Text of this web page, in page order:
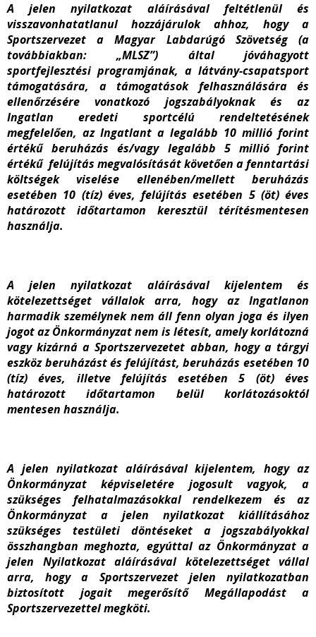
A jelen nyilatkozat aláírásával feltétlenül és
visszavonhatatlanul hozzájárulok ahhoz, hogy a
Sportszervezet a Magyar Labdarúgó Szövetség (a
továbbiakban: „MLSZ”) által jóváhagyott
sportfejlesztési programjának, a látvány-csapatsport
támogatására, a támogatások felhasználására és
ellenőrzésére vonatkozó jogszabályoknak és az
Ingatlan eredeti sportcélú rendeltetésének
megfelelően, az Ingatlant a legalább 10 millió forint
értékű beruházás és/vagy legalább 5 millió forint
értékű felújítás megvalósítását követően a fenntartási
költségek viselése ellenében/mellett beruházás
esetében 10 (tíz) éves, felújítás esetében 5 (öt) éves
határozott időtartamon keresztül térítésmentesen
használja.
A jelen nyilatkozat aláírásával kijelentem és
kötelezettséget vállalok arra, hogy az Ingatlanon
harmadik személynek nem áll fenn olyan joga és ilyen
jogot az Önkormányzat nem is létesít, amely korlátozná
vagy kizárná a Sportszervezetet abban, hogy a tárgyi
eszköz beruházást és felújítást, beruházás esetében 10
(tíz) éves, illetve felújítás esetében 5 (öt) éves
határozott időtartamon belül korlátozásoktól
mentesen használja.
A jelen nyilatkozat aláírásával kijelentem, hogy az
Önkormányzat képviseletére jogosult vagyok, a
szükséges felhatalmazásokkal rendelkezem és az
Önkormányzat a jelen nyilatkozat kiállításához
szükséges testületi döntéseket a jogszabályokkal
összhangban meghozta, egyúttal az Önkormányzat a
jelen Nyilatkozat aláírásával kötelezettséget vállal
arra, hogy a Sportszervezet jelen nyilatkozatban
biztosított jogait megerősítő Megállapodást a
Sportszervezettel megköti.